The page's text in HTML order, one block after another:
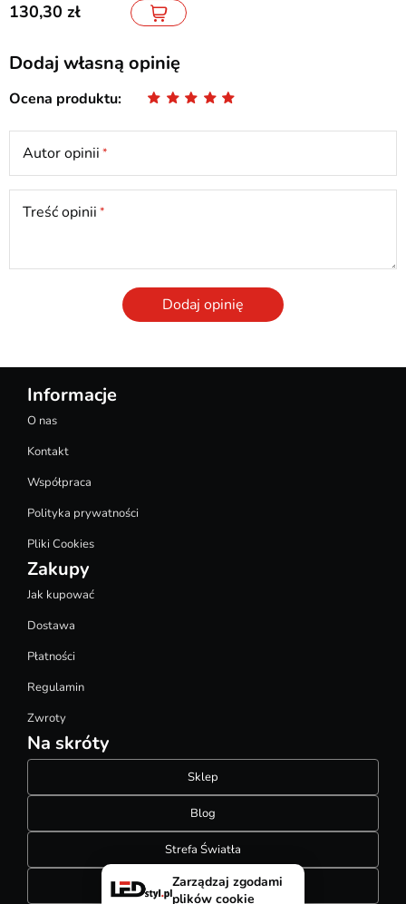
130,30
Dodaj własną opinię
Ocena produktu
Autor opinii
Treść opinii
Dodaj opinię
Informacje
O nas
Kontakt
Współpraca
Polityka prywatności
Pliki Cookies
Zakupy
Jak kupować
Dostawa
Płatności
Regulamin
Zwroty
Na skróty
Sklep
Blog
Strefa Światła
Konfigurator szynoprzewodów
Zarządzaj zgodami
plików cookie